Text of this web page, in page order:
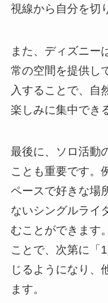
視線から自分を切
また、ディズニー
常の空間を提供し
入することで、自
楽しみに集中でき
最後に、ソロ活動
ことも重要です。
ペースで好きな場
ないシングルライ
むことができます
ことで、次第に「
じるようになり、
ます。